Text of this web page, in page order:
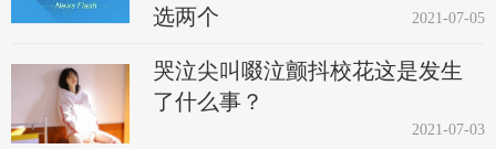
选两个
2021-07-05
哭泣尖叫啜泣颤抖校花这是发生
了什么事？
2021-07-03